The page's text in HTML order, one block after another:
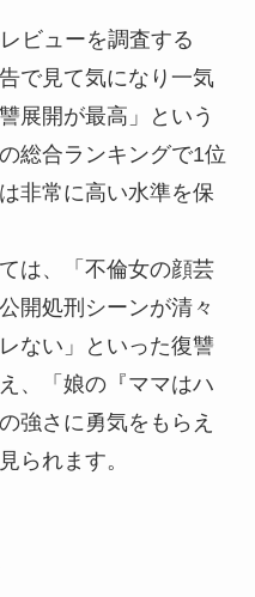
ビューを調査する
で見て気になり一気
展開が最高」という
総合ランキングで1位
非常に高い水準を保
は、「不倫女の顔芸
開処刑シーンが清々
ない」といった復讐
、「娘の『ママはハ
強さに勇気をもらえ
られます。